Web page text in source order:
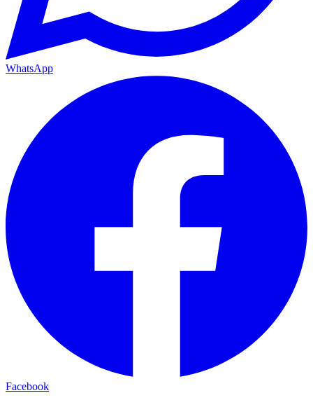
WhatsApp
Facebook